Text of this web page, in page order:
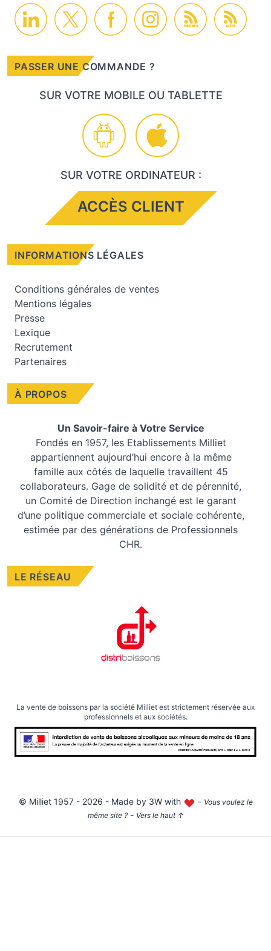
À PROPOS
Un Savoir-faire à Votre Service
Fondés en 1957, les Etablissements Milliet
appartiennent aujourd’hui encore à la même
famille aux côtés de laquelle travaillent 45
collaborateurs. Gage de solidité et de pérennité,
un Comité de Direction inchangé est le garant
d’une politique commerciale et sociale cohérente,
estimée par des générations de Professionnels
CHR.
LE RÉSEAU
PROMO ACTU
PASSER UNE COMMANDE ?
SUR VOTRE MOBILE OU TABLETTE
SUR VOTRE ORDINATEUR :
ACCÈS CLIENT
INFORMATIONS LÉGALES
Conditions générales de ventes
Mentions légales
Presse
Lexique
Recrutement
Partenaires
La vente de boissons par la société Milliet est strictement réservée aux
professionnels et aux sociétés.
© Milliet1957 - 2026 - Made by 3W with - Vous voulez le
même site ?- Vers le haut ↑